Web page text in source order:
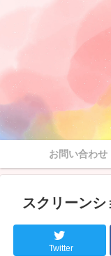
お問い合わせ
スクリーン
Twitter